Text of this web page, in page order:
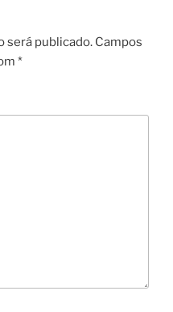
será publicado. Campos
*